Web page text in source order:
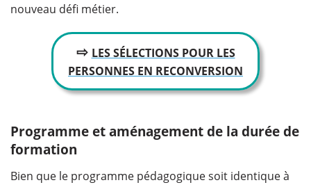
nouveau défi métier.
⇨ LES SÉLECTIONS POUR LES
PERSONNES EN RECONVERSION
Programme et aménagement de la durée de
formation
Bien que le programme pédagogique soit identique à